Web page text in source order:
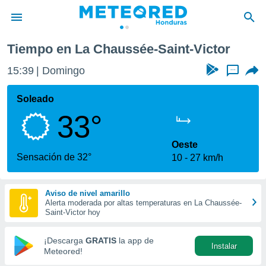
de
ha sido
calidad.
a este
las
y
forma
digital
basada
Tiempo en La Chaussée-Saint-Victor
15:39 Domingo ...
Soleado
33°
Sensación de 32°
Oeste
10
27 km/h
Aviso de nivel amarillo
Alerta moderada por altas temperaturas en La Chaussée-
Saint-Victor hoy
¡Descarga GRATIS la app de
Meteored!
Instalar